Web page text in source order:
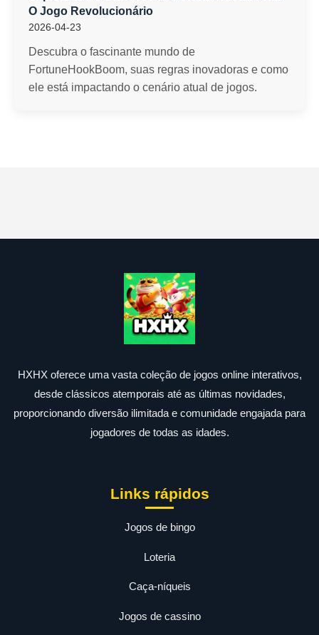
O Jogo Revolucionário
2026-04-23
Descubra o fascinante mundo de
FortuneHookBoom, suas regras inovadoras e como
ele está impactando o cenário atual de jogos.
HXHX oferece uma vasta coleção de jogos online interativos,
desde clássicos atemporais até as últimas novidades,
proporcionando diversão ilimitada e comunidade engajada para
jogadores de todas as idades.
Links rápidos
Jogos de bingo
Loteria
Caça-níqueis
Jogos de cassino